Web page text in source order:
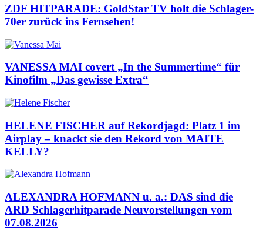
ZDF HITPARADE: GoldStar TV holt die Schlager-
70er zurück ins Fernsehen!
VANESSA MAI covert „In the Summertime“ für
Kinofilm „Das gewisse Extra“
HELENE FISCHER auf Rekordjagd: Platz 1 im
Airplay – knackt sie den Rekord von MAITE
KELLY?
ALEXANDRA HOFMANN u. a.: DAS sind die
ARD Schlagerhitparade Neuvorstellungen vom
07.08.2026